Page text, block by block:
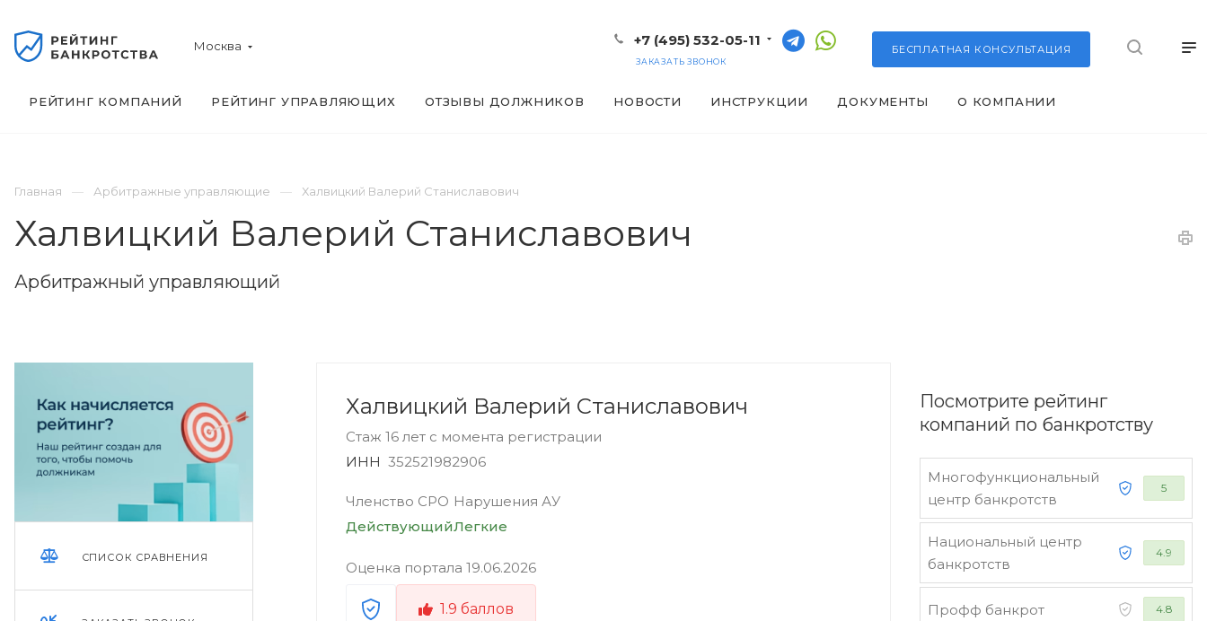
Москва БЕСПЛАТНАЯ КОНСУЛЬТАЦИЯ
+7 (495) 532-05-11
ЗАКАЗАТЬ ЗВОНОК
РЕЙТИНГ КОМПАНИЙ РЕЙТИНГ УПРАВЛЯЮЩИХ ОТЗЫВЫ ДОЛЖНИКОВ НОВОСТИ ИНСТРУКЦИИ ДОКУМЕНТЫ О КОМПАНИИ
Главная Арбитражные управляющие Халвицкий Валерий Станиславович
Халвицкий Валерий Станиславович
Арбитражный управляющий
СПИСОК СРАВНЕНИЯ
Халвицкий Валерий Станиславович
Стаж 16 лет с момента регистрации
ИНН 352521982906
Членство СРО
Действующий
Нарушения АУ
Легкие
Оценка портала 19.06.2026
1.9 баллов
Посмотрите рейтинг
компаний по банкротству
Многофункциональный
центр банкротств
5
Национальный центр
банкротств
4.9
Профф банкрот 4.8